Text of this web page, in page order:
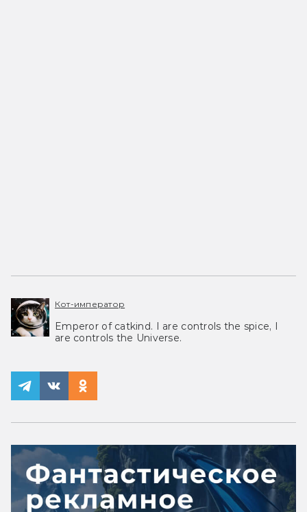
Кот-император
Emperor of catkind. I are controls the spice, I
are controls the Universe.